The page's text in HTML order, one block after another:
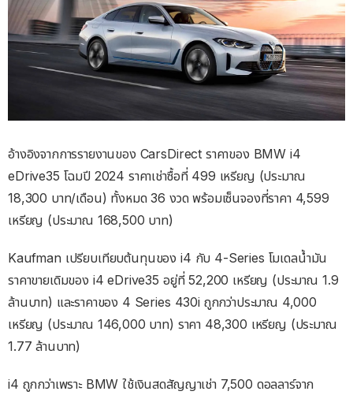
อ้างอิงจากการรายงานของ CarsDirect ราคาของ BMW i4
eDrive35 โฉมปี 2024 ราคาเช่าซื้อที่ 499 เหรียญ (ประมาณ
18,300 บาท/เดือน) ทั้งหมด 36 งวด พร้อมเซ็นจองที่ราคา 4,599
เหรียญ (ประมาณ 168,500 บาท)
Kaufman เปรียบเทียบต้นทุนของ i4 กับ 4-Series โมเดลน้ำมัน
ราคาขายเดิมของ i4 eDrive35 อยู่ที่ 52,200 เหรียญ (ประมาณ 1.9
ล้านบาท) และราคาของ 4 Series 430i ถูกกว่าประมาณ 4,000
เหรียญ (ประมาณ 146,000 บาท) ราคา 48,300 เหรียญ (ประมาณ
1.77 ล้านบาท)
i4 ถูกกว่าเพราะ BMW ใช้เงินสดสัญญาเช่า 7,500 ดอลลาร์จาก